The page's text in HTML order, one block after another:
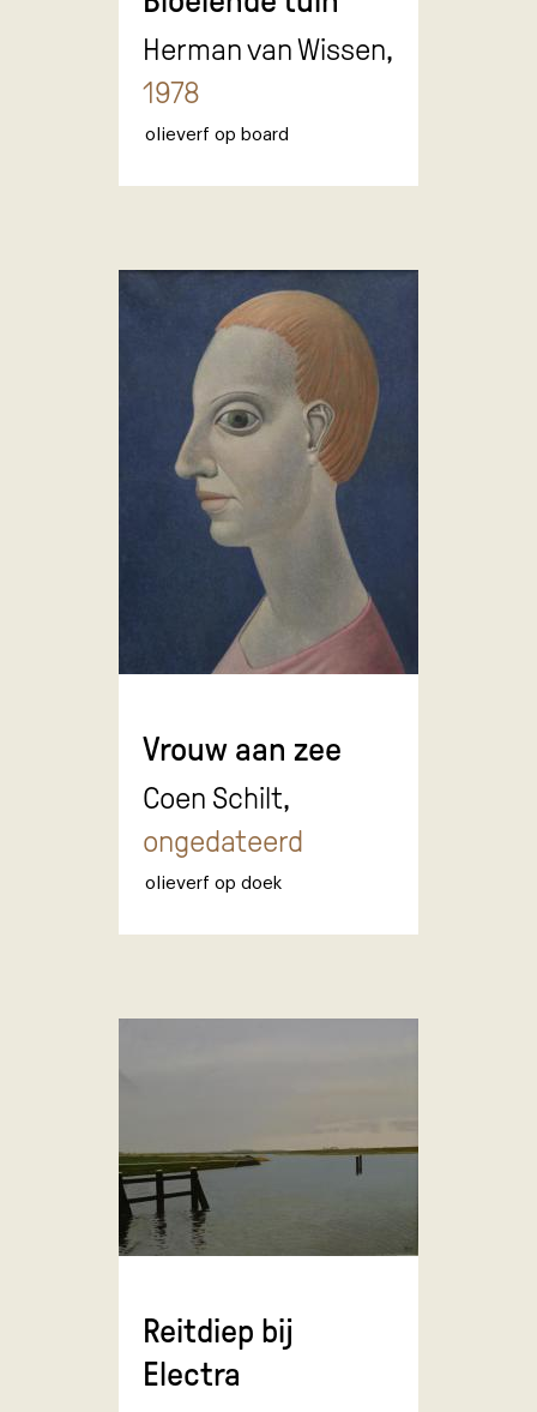
Herman van Wissen,
1978
olieverf op board
Vrouw aan zee
Coen Schilt,
ongedateerd
olieverf op doek
Reitdiep bij
Electra